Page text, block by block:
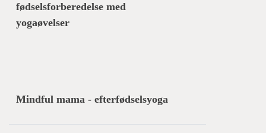
fødselsforberedelse med
yogaøvelser
Mindful mama - efterfødselsyoga